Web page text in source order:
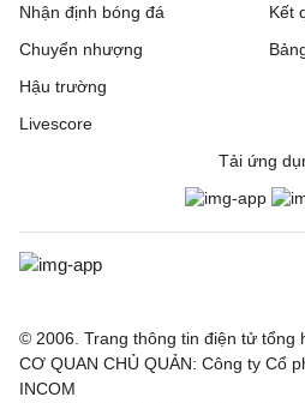
Nhận định bóng đá
Chuyển nhượng
Hậu trường
Livescore
Kết
Tải ứng
© 2006. Trang thông tin điện tử tổng
CƠ QUAN CHỦ QUẢN: Công ty Cổ
INCOM